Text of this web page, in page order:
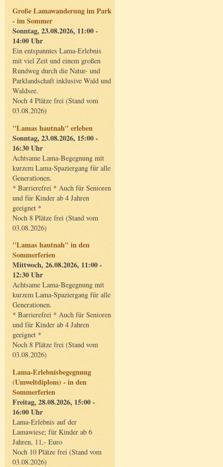
Große Lamawanderung im Park
- im Sommer
Sonntag, 23.08.2026, 11:00 -
14:00 Uhr
Ein entspanntes Lama-Erlebnis
mit viel Zeit und einem großen
Rundweg durch die Natur- und
Parklandschaft inklusive Wald und
Waldsee.
Noch 4 Plätze frei (Stand vom
03.08.2026)
"Lamas hautnah" erleben
Sonntag, 23.08.2026, 15:00 -
16:30 Uhr
Achtsame Lama-Begegnung mit
kurzem Lama-Spaziergang für alle
Generationen.
* Barrierefrei * Auch für Senioren
und für Kinder ab 4 Jahren
geeignet *
Noch 8 Plätze frei (Stand vom
03.08.2026)
"Lamas hautnah" in den
Sommerferien
Mittwoch, 26.08.2026, 11:00 -
12:30 Uhr
Achtsame Lama-Begegnung mit
kurzem Lama-Spaziergang für alle
Generationen.
* Barrierefrei * Auch für Senioren
und für Kinder ab 4 Jahren
geeignet *
Noch 8 Plätze frei (Stand vom
03.08.2026)
Lama-Erlebnisbegegnung
(Umweltdiplom) - in den
Sommerferien
Freitag, 28.08.2026, 15:00 -
16:00 Uhr
Lama-Erlebnis auf der
Lamawiese; für Kinder ab 6
Jahren, 11,- Euro
Noch 10 Plätze frei (Stand vom
03.08.2026)